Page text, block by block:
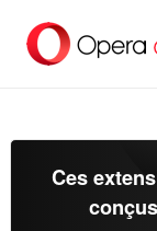
contenu
Ces